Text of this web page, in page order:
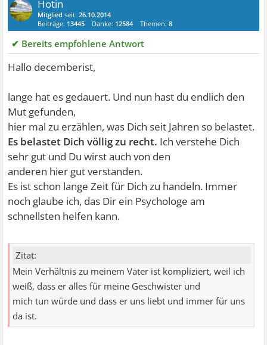
Hotin
Mitglied seit:26.10.2014
Beiträge: 13445 Danke: 12584 Themen:8
✔ Bereits empfohlene Antwort
Hallo decemberist,
lange hat es gedauert. Und nun hast du endlich den
Mut gefunden,
hier mal zu erzählen, was Dich seit Jahren so belastet.
Es belastet Dich völlig zu recht. Ich verstehe Dich
sehr gut und Du wirst auch von den
anderen hier gut verstanden.
Es ist schon lange Zeit für Dich zu handeln. Immer
noch glaube ich, das Dir ein Psychologe am
schnellsten helfen kann.
Zitat:
Mein Verhältnis zu meinem Vater ist kompliziert, weil ich
weiß, dass er alles für meine Geschwister und
mich tun würde und dass er uns liebt und immer für uns
da ist.